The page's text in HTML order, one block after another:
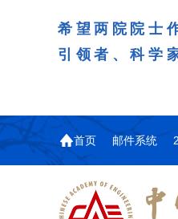
希望两院院士
引领者、科学
首页 邮件系统